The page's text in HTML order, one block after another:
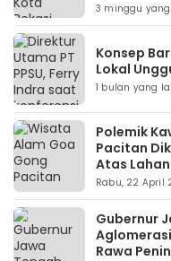
3 minggu
Konsep
Lokal
1 bulan yang
Polemik
Pacitan
Atas
Rabu, 22 April
Gubernur
Rawa